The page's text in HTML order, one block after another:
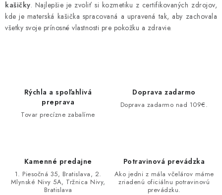
kašičky. Najlepšie je zvoliť si kozmetiku z certifikovaných zdrojov,
kde je materská kašička spracovaná a upravená tak, aby zachovala
všetky svoje prínosné vlastnosti pre pokožku a zdravie.
Rýchla a spoľahlivá
preprava
Tovar precízne zabalíme
Doprava zadarmo
Doprava zadarmo nad 109€.
Kamenné predajne
1. Piesočná 35, Bratislava, 2.
Mlynské Nivy 5A, Tržnica Nivy,
Bratislava
Potravinová prevádzka
Ako jedni z mála včelárov máme
zriadenú oficiálnu potravinovú
prevádzku.